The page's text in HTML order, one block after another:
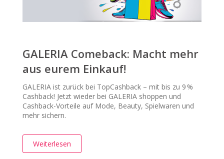
GALERIA Comeback: Macht mehr
aus eurem Einkauf!
GALERIA ist zurück bei TopCashback – mit bis zu 9 %
Cashback! Jetzt wieder bei GALERIA shoppen und
Cashback-Vorteile auf Mode, Beauty, Spielwaren und
mehr sichern.
Weiterlesen